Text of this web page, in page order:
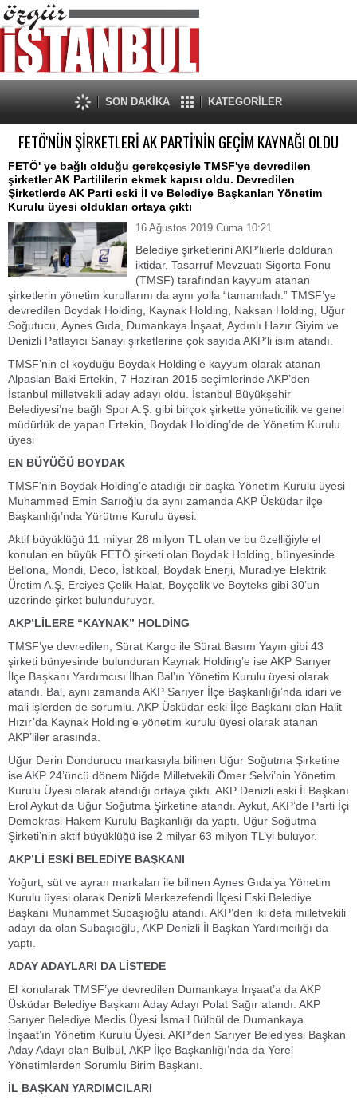
SON DAKİKA KATEGORİLER
FETÖ'NÜN ŞİRKETLERİ AK PARTİ'NİN GEÇİM KAYNAĞI OLDU
FETÖ' ye bağlı olduğu gerekçesiyle TMSF'ye devredilen
şirketler AK Partililerin ekmek kapısı oldu. Devredilen
Şirketlerde AK Parti eski İl ve Belediye Başkanları Yönetim
Kurulu üyesi oldukları ortaya çıktı
16 Ağustos 2019 Cuma 10:21
Belediye şirketlerini AKP’lilerle dolduran
iktidar, Tasarruf Mevzuatı Sigorta Fonu
(TMSF) tarafından kayyum atanan
şirketlerin yönetim kurullarını da aynı yolla “tamamladı.” TMSF’ye
devredilen Boydak Holding, Kaynak Holding, Naksan Holding, Uğur
Soğutucu, Aynes Gıda, Dumankaya İnşaat, Aydınlı Hazır Giyim ve
Denizli Patlayıcı Sanayi şirketlerine çok sayıda AKP’li isim atandı.
TMSF’nin el koyduğu Boydak Holding’e kayyum olarak atanan
Alpaslan Baki Ertekin, 7 Haziran 2015 seçimlerinde AKP’den
İstanbul milletvekili aday adayı oldu. İstanbul Büyükşehir
Belediyesi’ne bağlı Spor A.Ş. gibi birçok şirkette yöneticilik ve genel
müdürlük de yapan Ertekin, Boydak Holding’de de Yönetim Kurulu
üyesi
EN BÜYÜĞÜ BOYDAK
TMSF’nin Boydak Holding’e atadığı bir başka Yönetim Kurulu üyesi
Muhammed Emin Sarıoğlu da aynı zamanda AKP Üsküdar ilçe
Başkanlığı’nda Yürütme Kurulu üyesi.
Aktif büyüklüğü 11 milyar 28 milyon TL olan ve bu özelliğiyle el
konulan en büyük FETÖ şirketi olan Boydak Holding, bünyesinde
Bellona, Mondi, Deco, İstikbal, Boydak Enerji, Muradiye Elektrik
Üretim A.Ş, Erciyes Çelik Halat, Boyçelik ve Boyteks gibi 30’un
üzerinde şirket bulunduruyor.
AKP’LİLERE “KAYNAK” HOLDİNG
TMSF’ye devredilen, Sürat Kargo ile Sürat Basım Yayın gibi 43
şirketi bünyesinde bulunduran Kaynak Holding’e ise AKP Sarıyer
İlçe Başkanı Yardımcısı İlhan Bal’ın Yönetim Kurulu üyesi olarak
atandı. Bal, aynı zamanda AKP Sarıyer İlçe Başkanlığı’nda idari ve
mali işlerden de sorumlu. AKP Üsküdar eski İlçe Başkanı olan Halit
Hızır’da Kaynak Holding’e yönetim kurulu üyesi olarak atanan
AKP’liler arasında.
Uğur Derin Dondurucu markasıyla bilinen Uğur Soğutma Şirketine
ise AKP 24’üncü dönem Niğde Milletvekili Ömer Selvi’nin Yönetim
Kurulu Üyesi olarak atandığı ortaya çıktı. AKP Denizli eski İl Başkanı
Erol Aykut da Uğur Soğutma Şirketine atandı. Aykut, AKP’de Parti İçi
Demokrasi Hakem Kurulu Başkanlığı da yaptı. Uğur Soğutma
Şirketi’nin aktif büyüklüğü ise 2 milyar 63 milyon TL’yi buluyor.
AKP’Lİ ESKİ BELEDİYE BAŞKANI
Yoğurt, süt ve ayran markaları ile bilinen Aynes Gıda’ya Yönetim
Kurulu üyesi olarak Denizli Merkezefendi İlçesi Eski Belediye
Başkanı Muhammet Subaşıoğlu atandı. AKP’den iki defa milletvekili
adayı da olan Subaşıoğlu, AKP Denizli İl Başkan Yardımcılığı da
yaptı.
ADAY ADAYLARI DA LİSTEDE
El konularak TMSF’ye devredilen Dumankaya İnşaat’a da AKP
Üsküdar Belediye Başkanı Aday Adayı Polat Sağır atandı. AKP
Sarıyer Belediye Meclis Üyesi İsmail Bülbül de Dumankaya
İnşaat’ın Yönetim Kurulu Üyesi. AKP’den Sarıyer Belediyesi Başkan
Aday Adayı olan Bülbül, AKP İlçe Başkanlığı’nda da Yerel
Yönetimlerden Sorumlu Birim Başkanı.
İL BAŞKAN YARDIMCILARI